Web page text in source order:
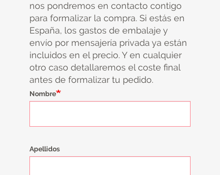
nos pondremos en contacto contigo
para formalizar la compra. Si estás en
España, los gastos de embalaje y
envío por mensajería privada ya están
incluidos en el precio. Y en cualquier
otro caso detallaremos el coste final
antes de formalizar tu pedido.
Nombre
Apellidos